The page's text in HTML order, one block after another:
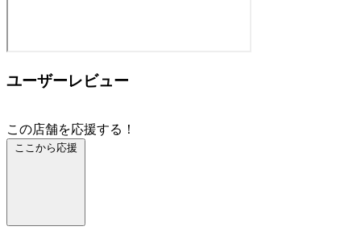
ユーザーレビュー
この店舗を応援する！
ここから応援